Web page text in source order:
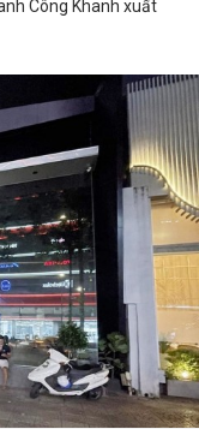
Công Khanh xuất